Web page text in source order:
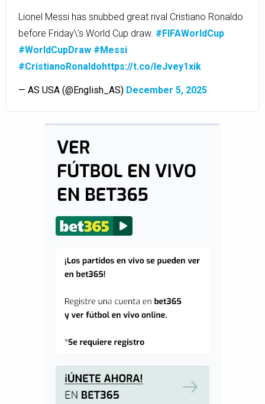
Lionel Messi has snubbed great rival Cristiano Ronaldo
before Friday\'s World Cup draw. #FIFAWorldCup
#WorldCupDraw #Messi
#CristianoRonaldo https://t.co/IeJvey1xik
— AS USA (@English_AS) December 5, 2025